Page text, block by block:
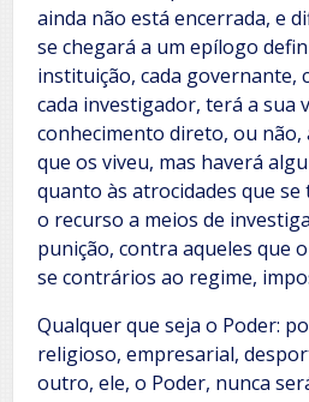
ainda não está encerrada, e
se chegará a um epílogo
instituição, cada governante,
cada investigador, terá a sua
conhecimento direto, ou não,
que os viveu, mas haverá
quanto às atrocidades que
o recurso a meios de
punição, contra aqueles que
se contrários ao regime,
Qualquer que seja o Poder:
religioso, empresarial,
outro, ele, o Poder, nunca